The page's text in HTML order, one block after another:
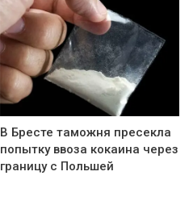
В Бресте таможня пресекла
попытку ввоза кокаина через
границу с Польшей